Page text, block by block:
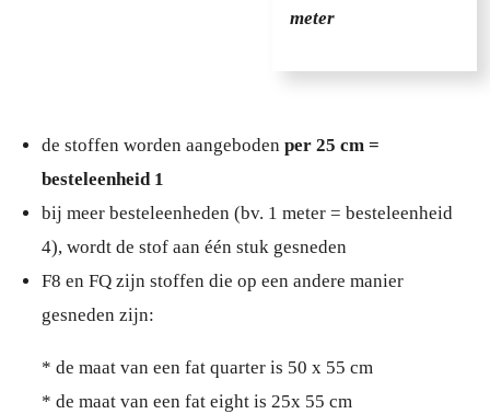
meter
de stoffen worden aangeboden per 25 cm =
besteleenheid 1
bij meer besteleenheden (bv. 1 meter = besteleenheid
4), wordt de stof aan één stuk gesneden
F8 en FQ zijn stoffen die op een andere manier
gesneden zijn:
* de maat van een fat quarter is 50 x 55 cm
* de maat van een fat eight is 25x 55 cm